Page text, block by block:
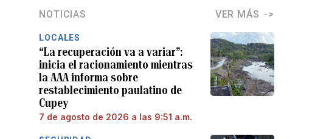
NOTICIAS VER MÁS
LOCALES
“La recuperación va a variar”:
inicia el racionamiento mientras
la AAA informa sobre
restablecimiento paulatino de
Cupey
7 de agosto de 2026 a las 9:51 a.m.